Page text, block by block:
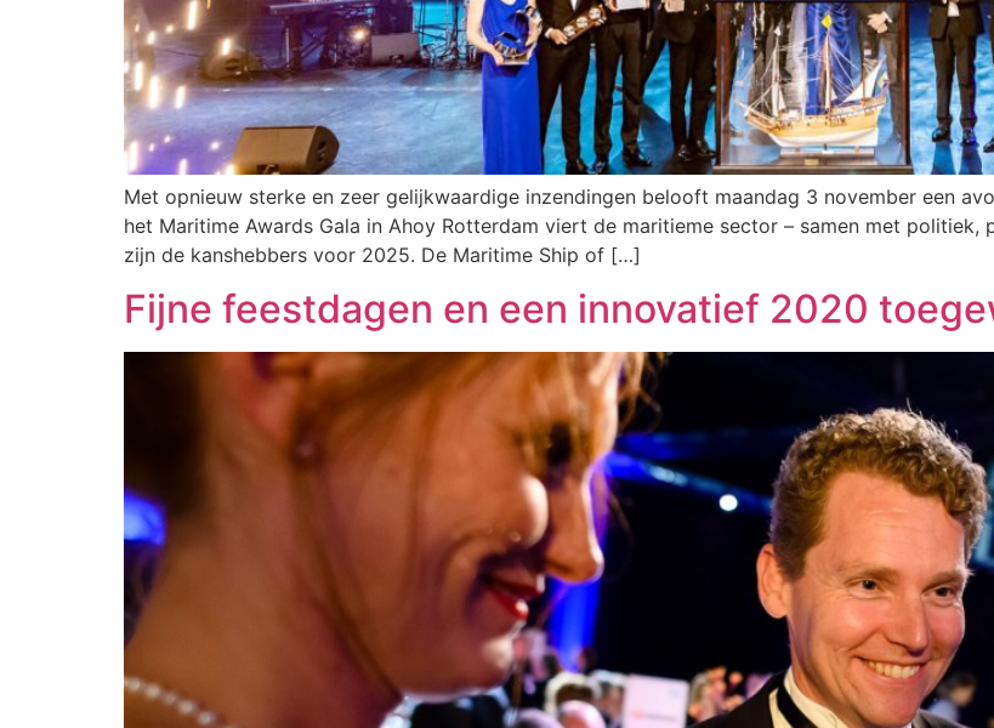
Met opnieuw sterke en zeer gelijkwaardige inzendingen belooft maandag 3 november een
het Maritime Awards Gala in Ahoy Rotterdam viert de maritieme sector – samen met politiek,
zijn de kanshebbers voor 2025. De Maritime Ship of […]
Fijne feestdagen en een innovatief 2020